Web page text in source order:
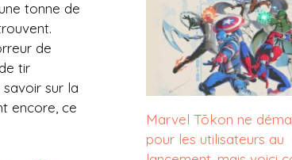
tonne de
de
tir
sur la
encore, ce
Marvel Tōkon ne
pour les utilisateurs au